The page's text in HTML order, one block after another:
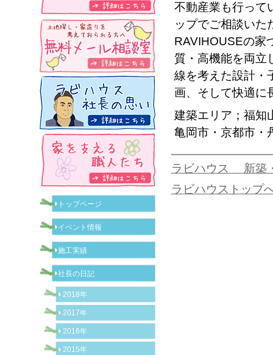
不動産業も行って
ップでご相談いた
RAVIHOUSEの家
質・高機能を両立
線を考えた設計・
画、そして快適に
建築エリア；福知
亀岡市・京都市・
ラビハウス 新築
ラビハウストップ
トップページ
イベント情報
施工実績
社長の日記
2018年
2017年
2016年
2015年